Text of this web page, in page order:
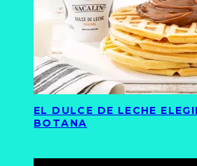
EL DULCE DE LECHE
BOTANA